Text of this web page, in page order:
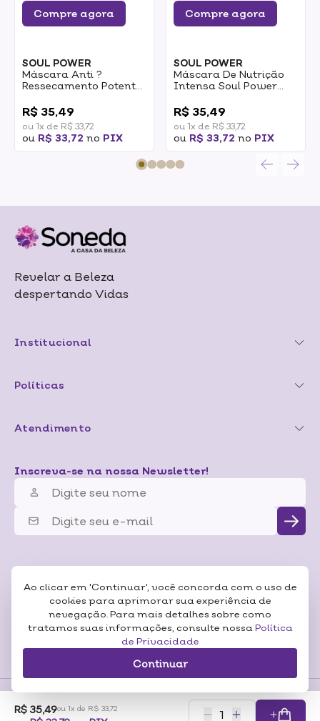
Ao clicar em 'Continuar', você concorda com o uso de
cookies para aprimorar sua experiência de
nevegação. Para mais detalhes sobre como
tratamos suas informações, consulte nossa Política
de Privacidade
Continuar
R$ 35,49ou 1x de R$ 33,72
Compre agora
SOUL POWER
Máscara Anti ?
Ressecamento Potente
Butter Vegano 400g
R$ 35,49
ou 1x de R$ 33,72
ou R$ 33,72 no PIX
Compre agora
SOUL POWER
Máscara De Nutrição
Intensa Soul Power
R$ 35,49
ou 1x de R$ 33,72
ou R$ 33,72 no PIX
Revelar a Beleza
despertando Vidas
Institucional
Políticas
Atendimento
Inscreva-se na nossa Newsletter!